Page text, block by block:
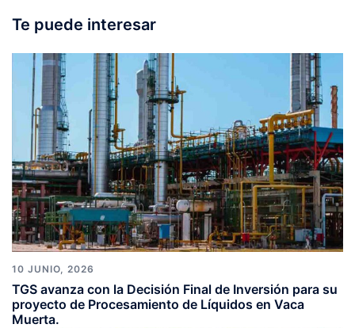
Te puede interesar
10 JUNIO, 2026
TGS avanza con la Decisión Final de Inversión para su
proyecto de Procesamiento de Líquidos en Vaca
Muerta.